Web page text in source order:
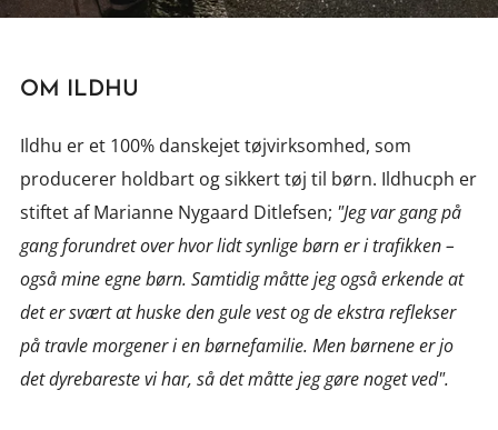
OM ILDHU
Ildhu er et 100% danskejet tøjvirksomhed, som
producerer holdbart og sikkert tøj til børn. Ildhucph er
stiftet af Marianne Nygaard Ditlefsen; "Jeg var gang på
gang forundret over hvor lidt synlige børn er i trafikken –
også mine egne børn. Samtidig måtte jeg også erkende at
det er svært at huske den gule vest og de ekstra reflekser
på travle morgener i en børnefamilie. Men børnene er jo
det dyrebareste vi har, så det måtte jeg gøre noget ved".